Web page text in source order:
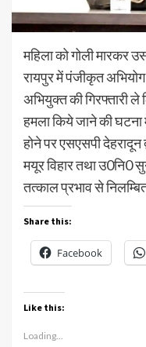
महिला को गोली मारकर
रायपुर में पंजीकृत
अभियुक्त की गिरफ्तारी ले
हमला किये जाने की घटना
होने पर एसएसपी देहरादून
मयूर विहार तथा उ0नि0
तत्काल प्रभाव से
Share this:
Facebook
Like this:
Loading...